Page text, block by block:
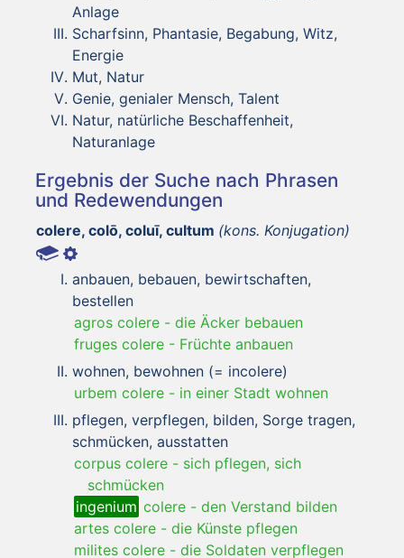
Anlage
Scharfsinn, Phantasie, Begabung, Witz,
Energie
Mut, Natur
Genie, genialer Mensch, Talent
Natur, natürliche Beschaffenheit,
Naturanlage
Ergebnis der Suche nach Phrasen
und Redewendungen
colere, colō, coluī, cultum (kons. Konjugation)
anbauen, bebauen, bewirtschaften,
bestellen
agros colere - die Äcker bebauen
fruges colere - Früchte anbauen
wohnen, bewohnen (= incolere)
urbem colere - in einer Stadt wohnen
pflegen, verpflegen, bilden, Sorge tragen,
schmücken, ausstatten
corpus colere - sich pflegen, sich
schmücken
ingenium colere - den Verstand bilden
artes colere - die Künste pflegen
milites colere - die Soldaten verpflegen